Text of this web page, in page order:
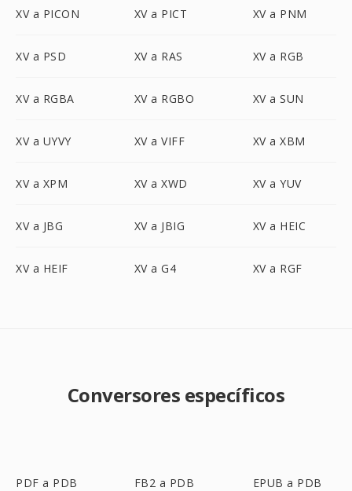
XV a PICON XV a PICT XV a PNM
XV a PSD XV a RAS XV a RGB
XV a RGBA XV a RGBO XV a SUN
XV a UYVY XV a VIFF XV a XBM
XV a XPM XV a XWD XV a YUV
XV a JBG XV a JBIG XV a HEIC
XV a HEIF XV a G4 XV a RGF
Conversores específicos
PDF a PDB FB2 a PDB EPUB a PDB